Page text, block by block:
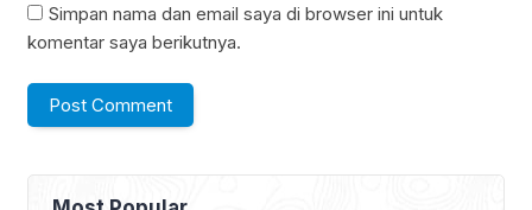
Simpan nama dan email saya di browser ini untuk
komentar saya berikutnya.